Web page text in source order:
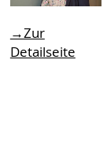
→Zur
Detailseite